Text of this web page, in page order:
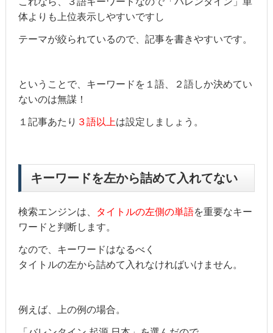
体よりも上位表示しやすいですし
テーマが絞られているので、記事を書きやすいです。
ということで、キーワードを１語、２語しか決めてい
ないのは無謀！
１記事あたり ３語以上は設定しましょう。
キーワードを左から詰めて入れてない
検索エンジンは、 タイトルの左側の単語を重要なキー
ワードと判断します。
なので、キーワードはなるべく
タイトルの左から詰めて入れなければいけません。
例えば、上の例の場合。